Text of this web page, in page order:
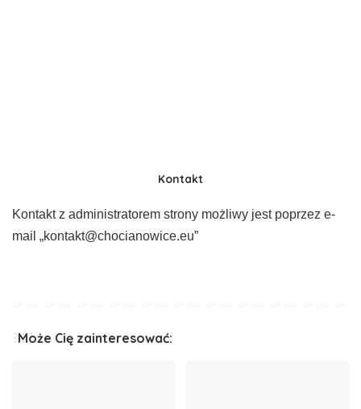
Kontakt
Kontakt z administratorem strony możliwy jest poprzez e-
mail „kontakt@chocianowice.eu”
Może Cię zainteresować: